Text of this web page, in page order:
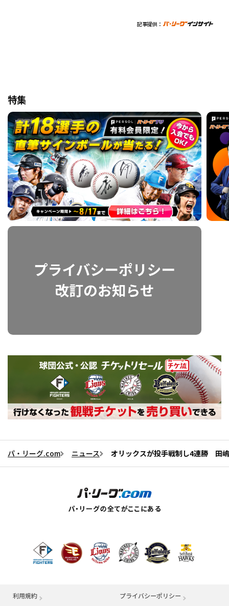
記事提供：
特集
パ・リーグ.com ニュース オリックスが投手戦制し4連勝 田
利用規約 プライバシーポリシー